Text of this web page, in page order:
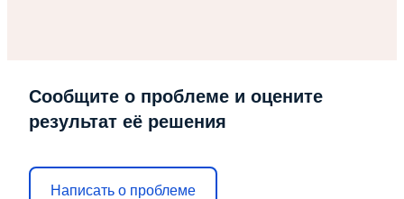
Сообщите о проблеме и оцените
результат её решения
Написать о проблеме